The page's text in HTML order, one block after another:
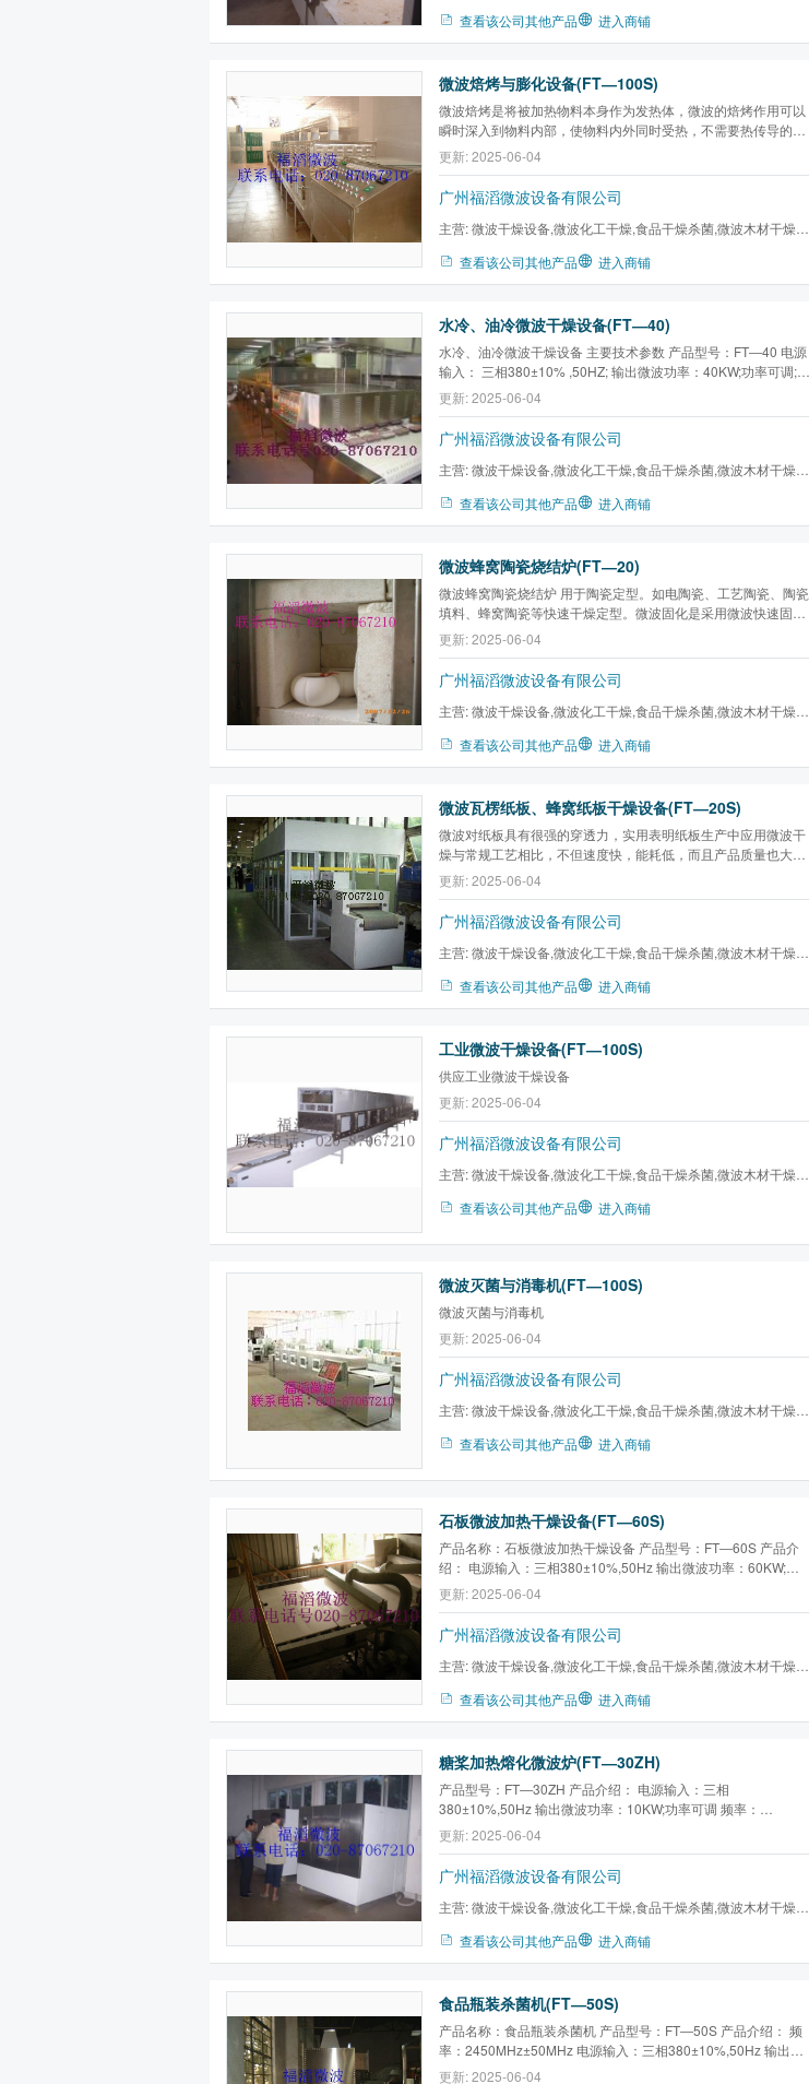
查看该公司其他产品 进入商铺
微波焙烤与膨化设备(FT―100S)
微波焙烤是将被加热物料本身作为发热体，微波的焙烤作用可以
瞬时深入到物料内部，使物料内外同时受热，不需要热传导的过
程，所以温升极快，大大缩短了加热时间，所需时间一般为常规
方法的1/4左右。
更新: 2025-06-04
广州福滔微波设备有限公司
主营:微波干燥设备,微波化工干燥,食品干燥杀菌,微波木材干燥,
查看该公司其他产品 进入商铺
水冷、油冷微波干燥设备(FT―40)
水冷、油冷微波干燥设备 主要技术参数 产品型号：FT―40 电源
输入： 三相380±10% ,50HZ; 输出微波功率：40KW;功率可调;
频率： 2450MHz±50MHz 设备（长×宽×
高）:17000×1100×2100mm 传送速度： 0-5m/min ,任意可调(变
频调速); 开口尺寸：800×60mm； 提水效率： 每小时40 公斤；
控制：PCL、人机界面控...
更新: 2025-06-04
广州福滔微波设备有限公司
主营:微波干燥设备,微波化工干燥,食品干燥杀菌,微波木材干燥,
查看该公司其他产品 进入商铺
微波蜂窝陶瓷烧结炉(FT―20)
微波蜂窝陶瓷烧结炉 用于陶瓷定型。如电陶瓷、工艺陶瓷、陶瓷
填料、蜂窝陶瓷等快速干燥定型。微波固化是采用微波快速固
化、干燥、定型。较常规的固化速度快、均匀性好、节能
更新: 2025-06-04
广州福滔微波设备有限公司
主营:微波干燥设备,微波化工干燥,食品干燥杀菌,微波木材干燥,
查看该公司其他产品 进入商铺
微波瓦楞纸板、蜂窝纸板干燥设备(FT―20S)
微波对纸板具有很强的穿透力，实用表明纸板生产中应用微波干
燥与常规工艺相比，不但速度快，能耗低，而且产品质量也大大
提高。
更新: 2025-06-04
广州福滔微波设备有限公司
主营:微波干燥设备,微波化工干燥,食品干燥杀菌,微波木材干燥,
查看该公司其他产品 进入商铺
工业微波干燥设备(FT―100S)
供应工业微波干燥设备
更新: 2025-06-04
广州福滔微波设备有限公司
主营:微波干燥设备,微波化工干燥,食品干燥杀菌,微波木材干燥,
查看该公司其他产品 进入商铺
微波灭菌与消毒机(FT―100S)
微波灭菌与消毒机
更新: 2025-06-04
广州福滔微波设备有限公司
主营:微波干燥设备,微波化工干燥,食品干燥杀菌,微波木材干燥,
查看该公司其他产品 进入商铺
石板微波加热干燥设备(FT―60S)
产品名称：石板微波加热干燥设备 产品型号：FT―60S 产品介
绍： 电源输入：三相380±10%,50Hz 输出微波功率：60KW;功
率可调 频率：2450MHz±50MHz 设备（长×宽×高）：
13600×2400×2200mm 开口尺寸：2000×60mm 提水效率:每小
时约60公斤 传输速度：1～5m/min（变频调速） 红外控温装
置、PLC编程控制 用于...
更新: 2025-06-04
广州福滔微波设备有限公司
主营:微波干燥设备,微波化工干燥,食品干燥杀菌,微波木材干燥,
查看该公司其他产品 进入商铺
糖桨加热熔化微波炉(FT―30ZH)
产品型号：FT―30ZH 产品介绍： 电源输入：三相
380±10%,50Hz 输出微波功率：10KW;功率可调 频率：
2450MHz±50MHz 设备（长×宽×高）1980×1700×1300mm 提
水效率:每小时约10公斤 时间控制、秒、分小时任意设定 红外控
温装置、PLC编程控制
更新: 2025-06-04
广州福滔微波设备有限公司
主营:微波干燥设备,微波化工干燥,食品干燥杀菌,微波木材干燥,
查看该公司其他产品 进入商铺
食品瓶装杀菌机(FT―50S)
产品名称：食品瓶装杀菌机 产品型号：FT―50S 产品介绍： 频
率：2450MHz±50MHz 电源输入：三相380±10%,50Hz 输出微
波功率：50KW;功率可调 外型尺寸：（长×宽×高）
更新: 2025-06-04